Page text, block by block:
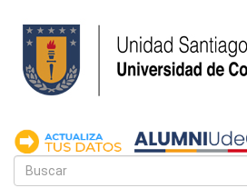
contenido
principal
FORMULARIO